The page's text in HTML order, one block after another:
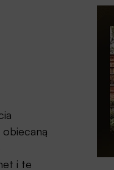
obiecaną
i te